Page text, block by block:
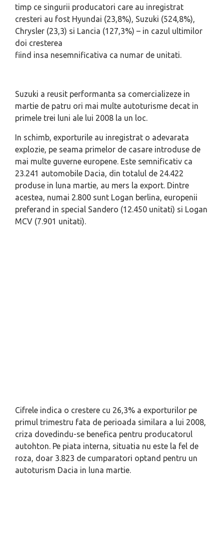
timp ce singurii producatori care au inregistrat
cresteri au fost Hyundai (23,8%), Suzuki (524,8%),
Chrysler (23,3) si Lancia (127,3%) – in cazul ultimilor
doi cresterea
fiind insa nesemnificativa ca numar de unitati.
Suzuki a reusit performanta sa comercializeze in
martie de patru ori mai multe autoturisme decat in
primele trei luni ale lui 2008 la un loc.
In schimb, exporturile au inregistrat o adevarata
explozie, pe seama primelor de casare introduse de
mai multe guverne europene. Este semnificativ ca
23.241 automobile Dacia, din totalul de 24.422
produse in luna martie, au mers la export. Dintre
acestea, numai 2.800 sunt Logan berlina, europenii
preferand in special Sandero (12.450 unitati) si Logan
MCV (7.901 unitati).
Cifrele indica o crestere cu 26,3% a exporturilor pe
primul trimestru fata de perioada similara a lui 2008,
criza dovedindu-se benefica pentru producatorul
autohton. Pe piata interna, situatia nu este la fel de
roza, doar 3.823 de cumparatori optand pentru un
autoturism Dacia in luna martie.